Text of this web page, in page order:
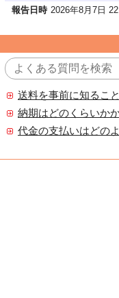
報告日時 2026年8月7日
送料を事前に知るこ
納期はどのくらいか